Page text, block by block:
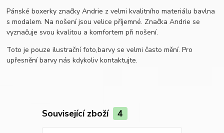
Pánské boxerky značky Andrie z velmi kvalitního materiálu bavlna
s modalem. Na nošení jsou velice příjemné. Značka Andrie se
vyznačuje svou kvalitou a komfortem při nošení.
Toto je pouze ilustrační foto,barvy se velmi často mění. Pro
upřesnění barvy nás kdykoliv kontaktujte.
Související zboží 4